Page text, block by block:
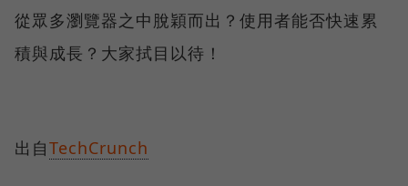
從眾多瀏覽器之中脫穎而出？使用者能否快速累
積與成長？大家拭目以待！
出自TechCrunch